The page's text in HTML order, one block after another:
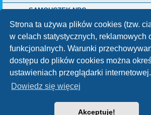
Strona ta używa plików cookies (tzw.
w celach statystycznych, reklamowych
funkcjonalnych. Warunki
dostępu do plików cookies można
ustawieniach przeglądarki internetowej.
Dowiedz się więcej
Akceptuję!
SAMOUCZEK NPC
w Bank Pomysłów
Znaleziono 70 wyników 2
Technologię dostarczaphpBB® Forum Software